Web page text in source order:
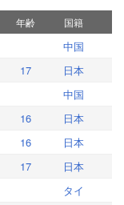
年齢 国籍
中国
17
日本
中国
16
日本
16
日本
17
日本
タイ